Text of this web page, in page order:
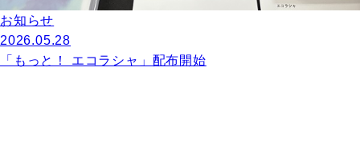
お知らせ
2026.05.28
「もっと！ エコラシャ」配布開始